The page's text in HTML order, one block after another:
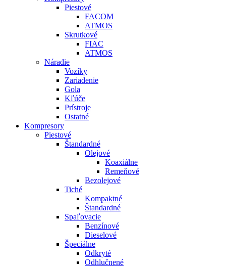
Piestové
FACOM
ATMOS
Skrutkové
FIAC
ATMOS
Náradie
Vozíky
Zariadenie
Gola
Kľúče
Prístroje
Ostatné
Kompresory
Piestové
Štandardné
Olejové
Koaxiálne
Remeňové
Bezolejové
Tiché
Kompaktné
Štandardné
Spaľovacie
Benzínové
Dieselové
Špeciálne
Odkryté
Odhlučnené